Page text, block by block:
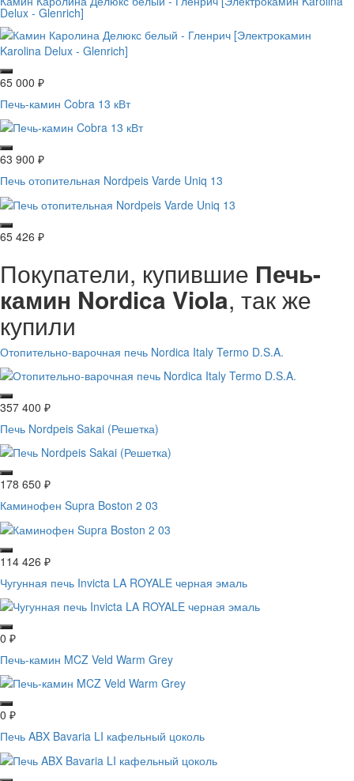
Delux - Glenrich]
65 000 ₽
Печь-камин Cobra 13 кВт
63 900 ₽
Печь отопительная Nordpeis Varde Uniq 13
65 426 ₽
Покупатели, купившие Печь-
камин Nordica Viola, так же
купили
Отопительно-варочная печь Nordica Italy Termo D.S.A.
357 400 ₽
Печь Nordpeis Sakai (Решетка)
178 650 ₽
Каминофен Supra Boston 2 03
114 426 ₽
Чугунная печь Invicta LA ROYALE черная эмаль
0 ₽
Печь-камин MCZ Veld Warm Grey
0 ₽
Печь ABX Bavaria LI кафельный цоколь